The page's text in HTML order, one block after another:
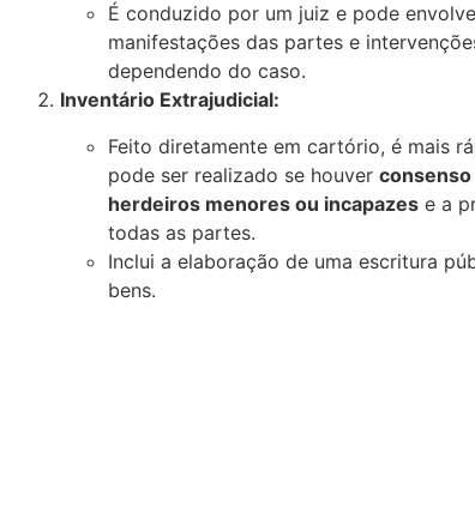
É conduzido por um juiz e pode
manifestações das partes e
dependendo do caso.
Inventário Extrajudicial:
Feito diretamente em cartório, é mais
pode ser realizado se houver
herdeiros menores ou incapazes e a
todas as partes.
Inclui a elaboração de uma escritura
bens.